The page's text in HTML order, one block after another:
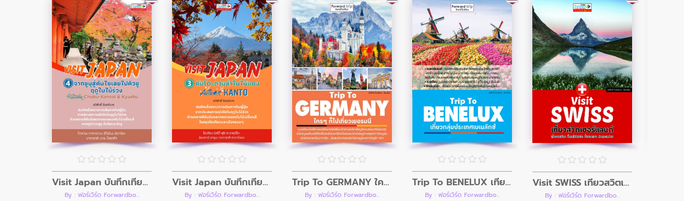
Visit Japan บันทึกเที่ยวญี่ปุ่น เล่ม 4 จากชูบุสู่คันไซเลยไปคิวชู ฤดูใบไม้ร่วง Autumn CHUBU-KANSAI & KYUSHU
By : ฟอร์เวิร์ด Forwardbo...
Visit Japan บันทึกเที่ยวญี่ปุ่น เล่ม 3 คันโตตามล่าใบไม้แดง Autumn KANTO
By : ฟอร์เวิร์ด Forwardbo...
Trip To GERMANY ใครๆก็ไปเที่ยวเยอรมนี
By : ฟอร์เวิร์ด Forwardbo...
Trip To BENELUX เที่ยวกลุ่มประเทศเบเนลักซ์ เนเธอร์แลนด์ เบลเยียม ลักเซมเบิร์ก
By : ฟอร์เวิร์ด Forwardbo...
Visit SWISS เที่ยวสวิตเซอร์แลนด์ เที่ยวชมเมือง นั่งรถไฟชมวิว ขึ้นยอดเขา ล่องทะเลสาบ
By : ฟอร์เวิร์ด Forwardbo...